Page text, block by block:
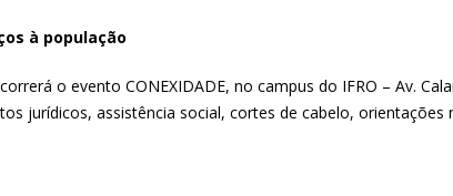
à população
o evento CONEXIDADE, no campus do IFRO – Av.
jurídicos, assistência social, cortes de cabelo,